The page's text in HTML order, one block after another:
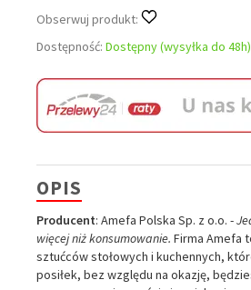
Obserwuj produkt:
Dostępność: Dostępny (wysyłka do 48h)
OPIS
Producent: Amefa Polska Sp. z o.o. -
więcej niż konsumowanie. Firma Amefa
sztućców stołowych i kuchennych,
posiłek, bez względu na okazję,